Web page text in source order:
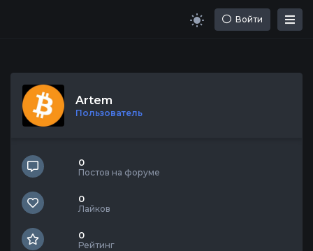
Войти
Artem
Пользователь
0
Постов на форуме
0
Лайков
0
Рейтинг